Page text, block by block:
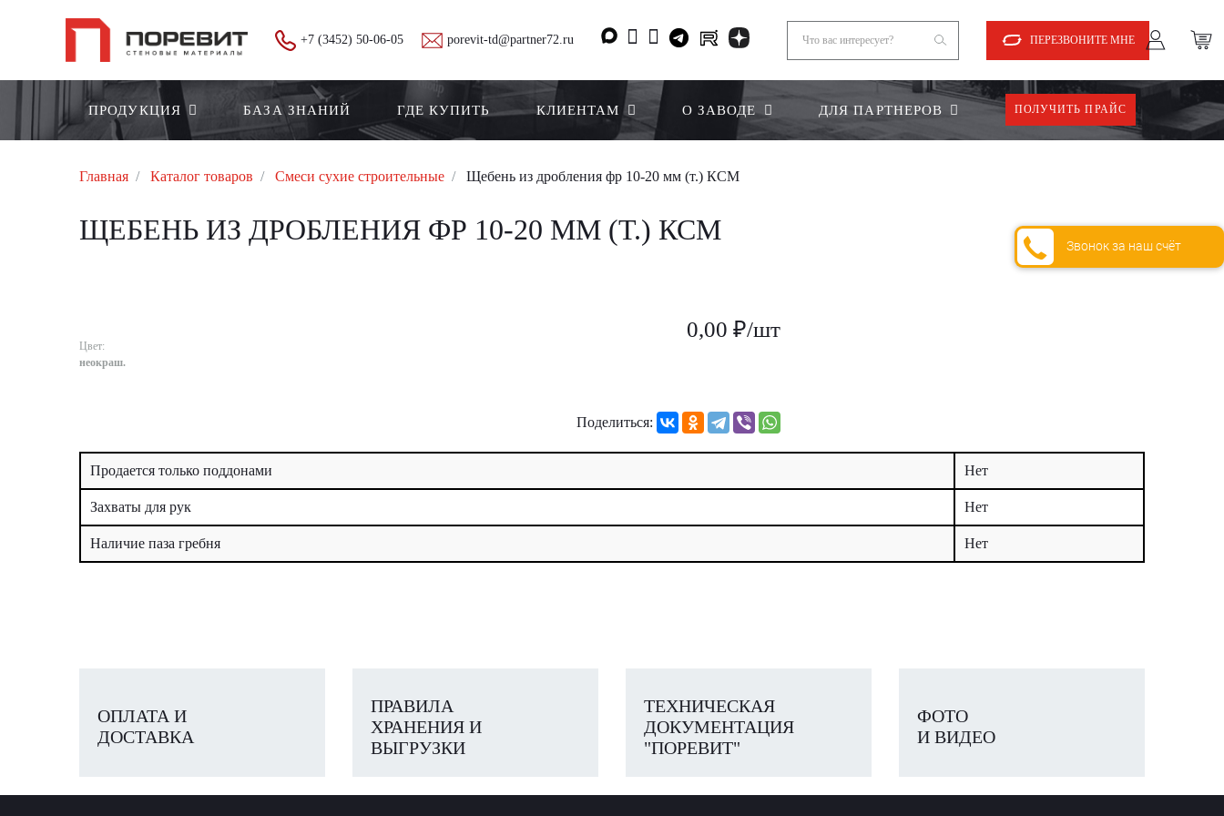
+7 (3452) 50-06-05 porevit-td@partner72.ru ПЕРЕЗВОНИТЕ МНЕ
ПРОДУКЦИЯ БАЗА ЗНАНИЙ ГДЕ КУПИТЬ КЛИЕНТАМ О ЗАВОДЕ ДЛЯ ПАРТНЕРОВ ПОЛУЧИТЬ ПРАЙС
Главная Каталог товаров Смеси сухие строительные Щебень из дробления фр 10-20 мм (т.) КСМ
ЩЕБЕНЬ ИЗ ДРОБЛЕНИЯ ФР 10-20 ММ (Т.) КСМ
Цвет:
неокраш.
0,00 ₽/шт
Поделиться:
Продается только поддонами Нет
Захваты для рук Нет
Наличие паза гребня Нет
ОПЛАТА И
ДОСТАВКА
ПРАВИЛА
ХРАНЕНИЯ И
ВЫГРУЗКИ
ТЕХНИЧЕСКАЯ
ДОКУМЕНТАЦИЯ
"ПОРЕВИТ"
ФОТО
И ВИДЕО
Звонок за наш счёт